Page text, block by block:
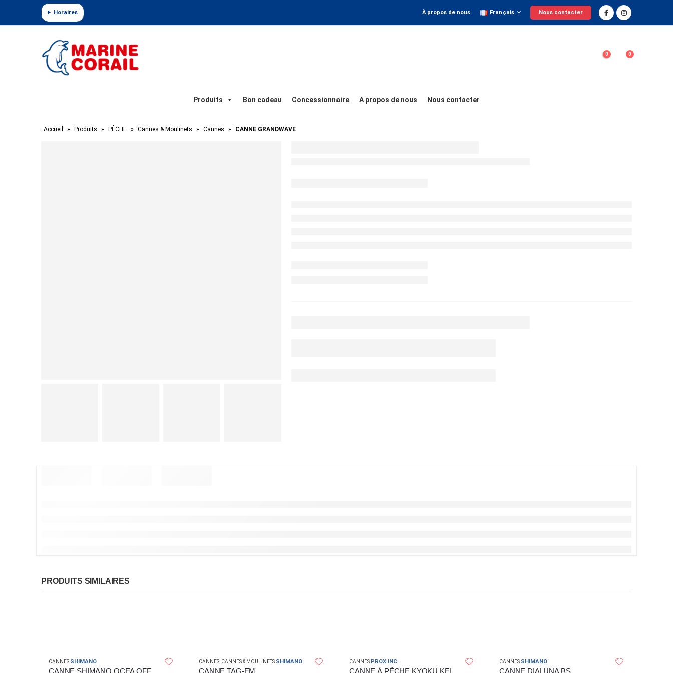
Horaires À propos de nous Français Nous contacter
0 0
Produits Bon cadeau Concessionnaire A propos de nous Nous contacter
Accueil » Produits » PÊCHE » Cannes & Moulinets » Cannes » CANNE GRANDWAVE
PRODUITS SIMILAIRES
CANNES SHIMANO
CANNE SHIMANO OCEA OFFSHORE
CANNES CANNES & MOULINETS SHIMANO
CANNE TAG-EM
CANNES PROX INC.
CANNE À PÊCHE KYOKU KEI KAN
CANNES SHIMANO
CANNE DIALUNA BS
Panneau de gestion des cookies